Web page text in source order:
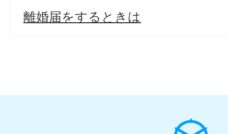
離婚届をするときは